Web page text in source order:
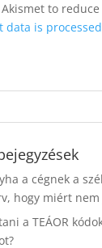
to
data is
a cégnek a
hogy miért
a TEÁOR